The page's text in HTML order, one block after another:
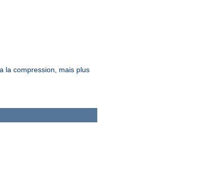
la compression, mais plus